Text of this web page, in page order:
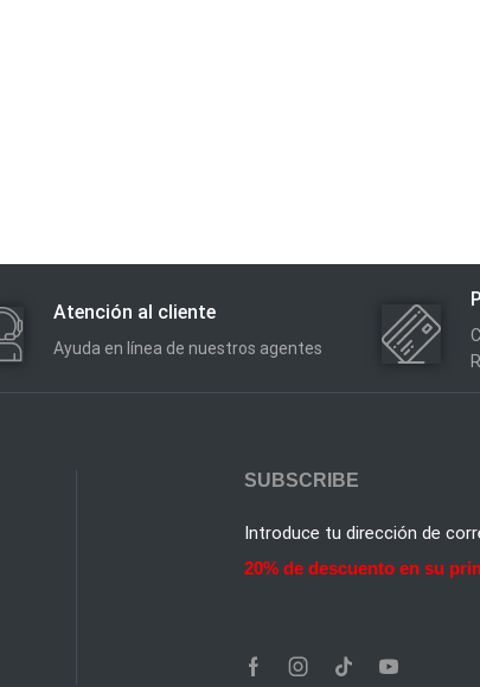
Atención al cliente
Ayuda en línea de nuestros agentes
SUBSCRIBE
Introduce tu dirección de
20% de descuento en su